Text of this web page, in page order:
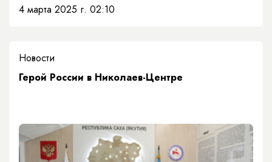
4 марта 2025 г. 02:10
Новости
Герой России в Николаев-Центре